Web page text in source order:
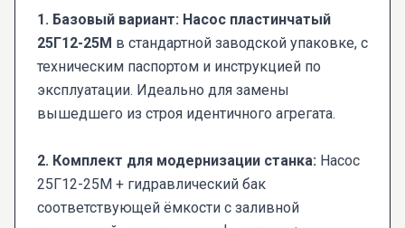
1. Базовый вариант: Насос пластинчатый
25Г12-25М в стандартной заводской упаковке, с
техническим паспортом и инструкцией по
эксплуатации. Идеально для замены
вышедшего из строя идентичного агрегата.
2. Комплект для модернизации станка: Насос
25Г12-25М + гидравлический бак
соответствующей ёмкости с заливной